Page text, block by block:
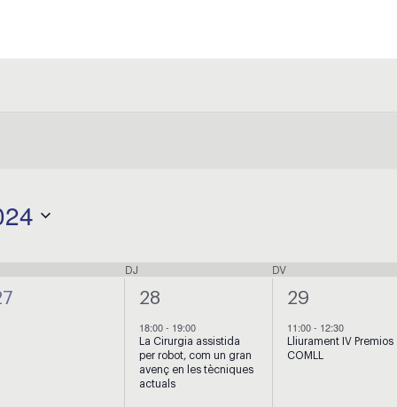
DJ DV
1
esdeveniment,
28
18:00- 19:00
La Cirurgia assistida
per robot, com un gran
avenç en les tècniques
actuals
1
29
11:00- 12:30
Lliurament IV Premios
COMLL